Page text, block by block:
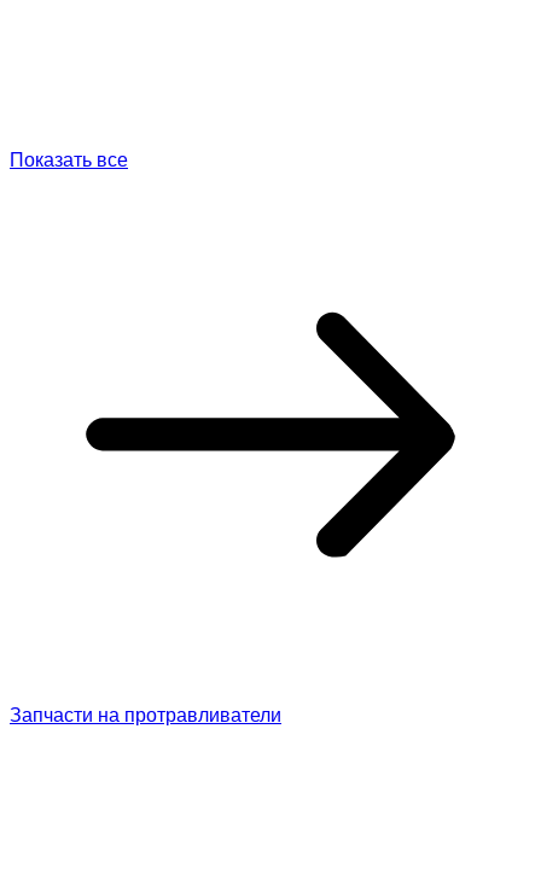
Показать все
Запчасти на протравливатели